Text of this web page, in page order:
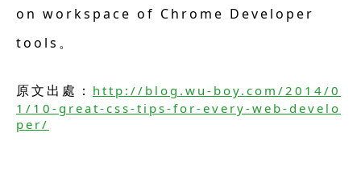
on workspace of Chrome Developer
tools。
原文出處： http://blog.wu-boy.com/2014/0
1/10-great-css-tips-for-every-web-develo
per/